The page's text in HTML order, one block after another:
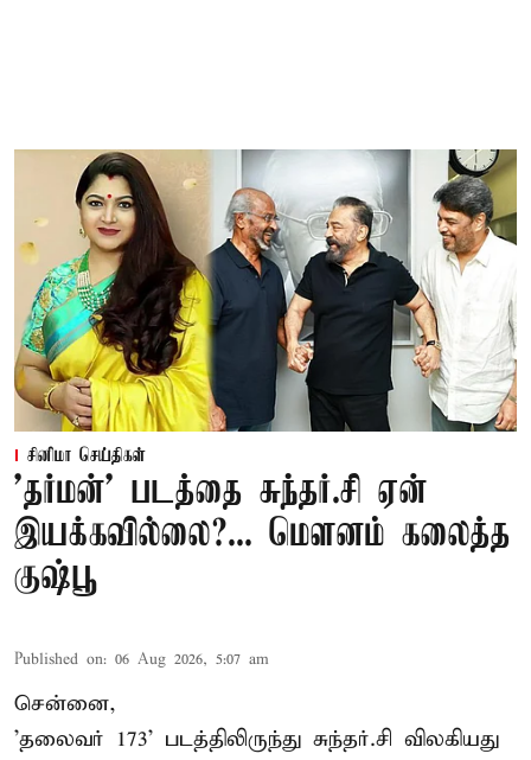
சினிமா செய்திகள்
'தர்மன்' படத்தை சுந்தர்.சி ஏன்
இயக்கவில்லை?... மௌனம் கலைத்த
குஷ்பூ
Published on: 06 Aug 2026, 5:07 am
சென்னை,
'தலைவர் 173' படத்திலிருந்து சுந்தர்.சி விலகியது